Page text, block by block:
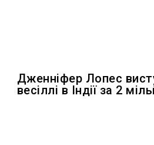
Дженніфер Лопес
весіллі в Індії за 2